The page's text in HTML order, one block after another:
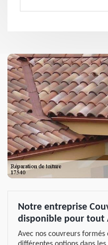
Notre entreprise
disponible pour tout
Avec nos couvreurs formés